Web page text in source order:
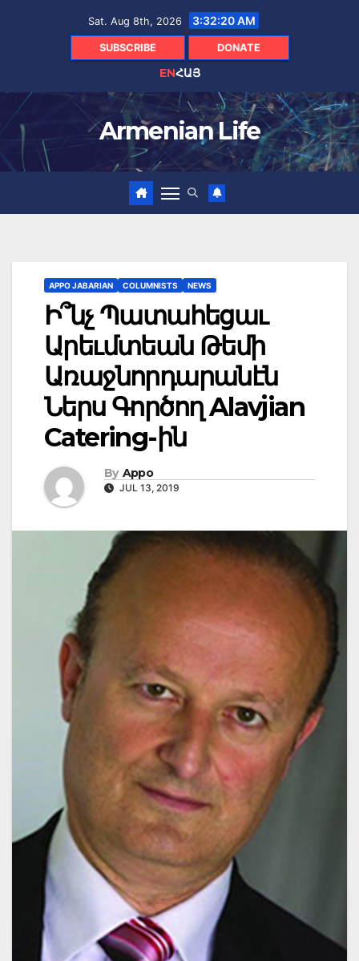
Sat. Aug 8th, 2026 3:32:21 AM
SUBSCRIBE DONATE
ENՀԱՅ
Armenian Life
APPO JABARIAN COLUMNISTS NEWS
Ի՞նչ Պատահեցաւ
Արեւմտեան Թեմի
Առաջնորդարանէն
Ներս Գործող Alavjian
Catering-ին
By Appo
JUL 13, 2019